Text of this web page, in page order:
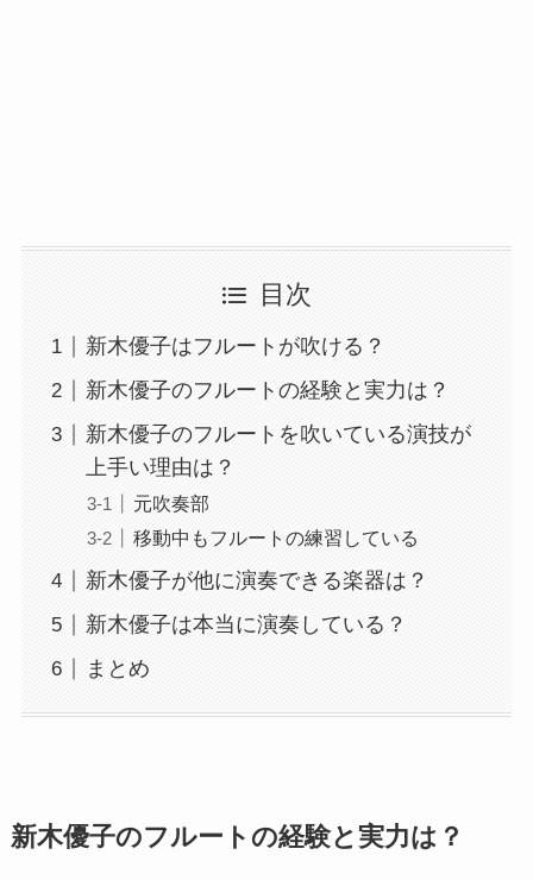
目次
新木優子はフルートが吹ける？
新木優子のフルートの経験と実力は？
新木優子のフルートを吹いている演技が
上手い理由は？
元吹奏部
移動中もフルートの練習している
新木優子が他に演奏できる楽器は？
新木優子は本当に演奏している？
まとめ
新木優子のフルートの経験と実力は？